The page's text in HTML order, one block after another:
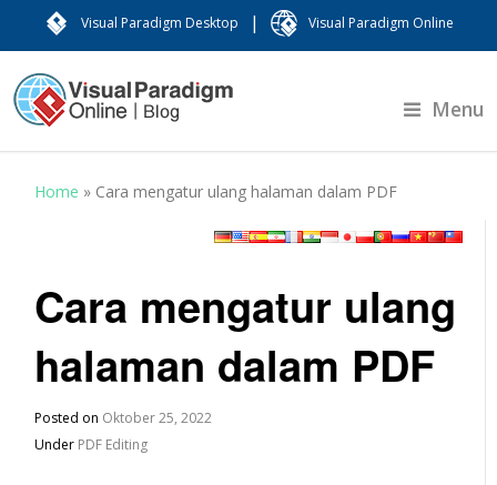
Visual Paradigm Desktop | Visual Paradigm Online
Menu
Home » Cara mengatur ulang halaman dalam PDF
Cara mengatur ulang
halaman dalam PDF
Posted on Oktober 25, 2022
Under PDF Editing